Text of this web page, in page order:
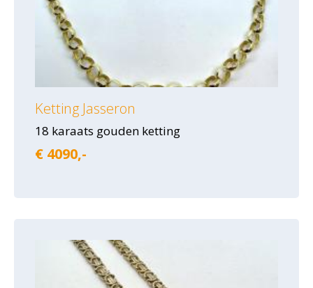
Ketting Jasseron
18 karaats gouden ketting
€ 4090,-